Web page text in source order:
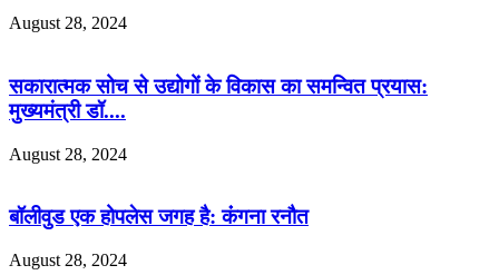
August 28, 2024
सकारात्मक सोच से उद्योगों के विकास का समन्वित प्रयास:
मुख्यमंत्री डॉ....
August 28, 2024
बॉलीवुड एक होपलेस जगह है: कंंगना रनौत
August 28, 2024